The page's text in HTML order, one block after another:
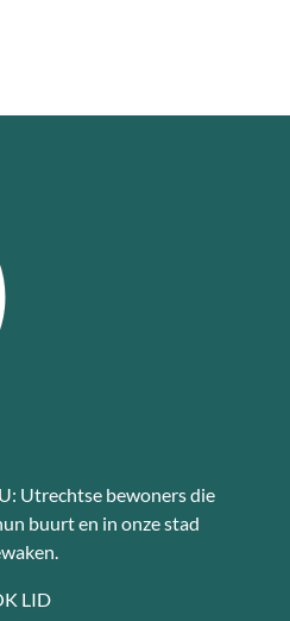
Utrechtse bewoners die
buurt en in onze stad
LID